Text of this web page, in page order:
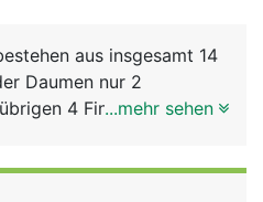
aus insgesamt 14
Daumen nur 2
4 Finger haben
...mehr sehen